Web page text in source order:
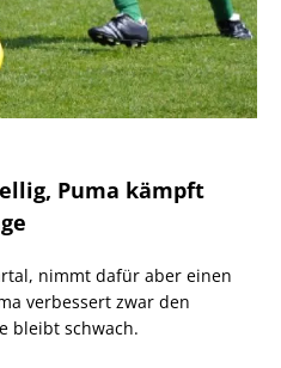
Puma kämpft
nimmt dafür aber einen
verbessert zwar den
bleibt schwach.